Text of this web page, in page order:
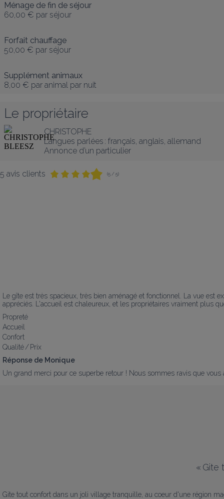
Ménage de fin de séjour
60,00 € par séjour
Forfait chauffage
50,00 € par séjour
Supplément animaux
8,00 € par animal par nuit
Le propriétaire
CHRISTOPHE
Langues parlées : français anglais allemand
Annonce d’un particulier
5 avis clients (5 / 5)
Le gîte est très spacieux, très bien aménagé et fonctionnel. La vue est
appréciés. L'accueil est chaleureux, et les propriétaires vraiment plus
Propreté
Accueil
Confort
Qualité / Prix
Réponse de Monique
Un grand merci pour ce superbe retour ! Nous sommes ravis que
« Gite
Gite tout confort dans un joli village tranquille, au coeur d'une région